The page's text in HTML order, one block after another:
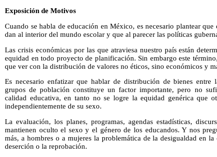
Exposición de Motivos
Cuando se habla de educación en México, es necesario plantear
dan al interior del mundo escolar y que al parecer las políticas
Las crisis económicas por las que atraviesa nuestro país están
equidad en todo proyecto de planificación. Sin embargo este
que ver con la distribución de valores no éticos, sino económicos y
Es necesario enfatizar que hablar de distribución de bienes entre
grupos de población constituye un factor importante, pero no
calidad educativa, en tanto no se logre la equidad genérica que
independientemente de su sexo.
La evaluación, los planes, programas, agendas estadísticas,
mantienen oculto el sexo y el género de los educandos. Y nos
más, a hombres o a mujeres la problemática de la desigualdad en
deserción o la reprobación.